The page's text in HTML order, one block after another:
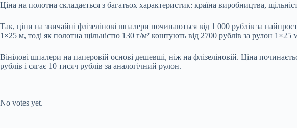
Ціна на полотна складається з багатьох характеристик: країна виробництва,
Так, ціни на звичайні флізелінові шпалери починаються від 1 000 рублів за
1×25 м, тоді як полотна щільністю 130 г/м² коштують від 2700 рублів за рулон 1×25
Вінілові шпалери на паперовій основі дешевші, ніж на флізеліновій. Ціна
рублів і сягає 10 тисяч рублів за аналогічний рулон.
No votes yet.